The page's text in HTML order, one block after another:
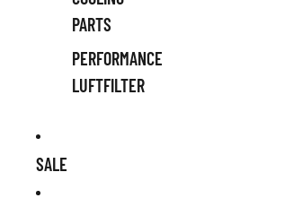
PARTS
PERFORMANCE
LUFTFILTER
SALE